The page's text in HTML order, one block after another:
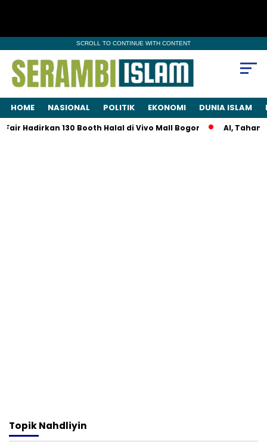
SCROLL TO CONTINUE WITH CONTENT
HOME NASIONAL POLITIK EKONOMI DUNIA ISLAM
Hadirkan 130 Booth Halal di Vivo Mall Bogor AI,
TopikNahdliyin